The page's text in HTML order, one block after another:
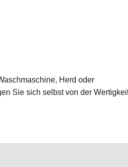
Herd oder
Sie sich selbst von der